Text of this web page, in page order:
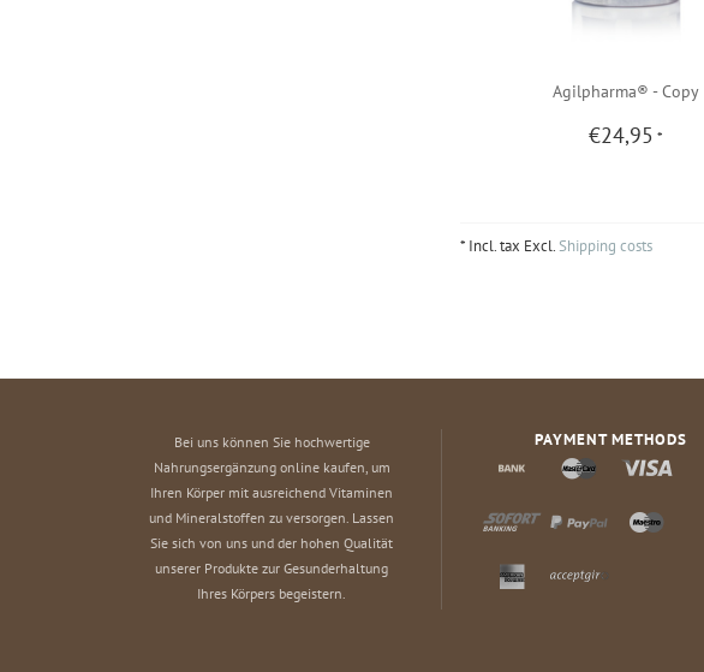
Agilpharma® - Copy
€24,95 *
* Incl. tax Excl.Shipping costs
Bei uns können Sie hochwertige
Nahrungsergänzung online kaufen, um
Ihren Körper mit ausreichend Vitaminen
und Mineralstoffen zu versorgen. Lassen
Sie sich von uns und der hohen Qualität
unserer Produkte zur Gesunderhaltung
Ihres Körpers begeistern.
PAYMENT METHODS